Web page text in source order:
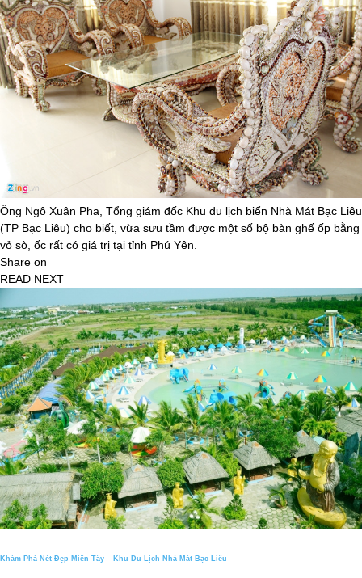
Ông Ngô Xuân Pha, Tổng giám đốc Khu du lịch biển Nhà Mát Bạc Liêu
(TP Bạc Liêu) cho biết, vừa sưu tầm được một số bộ bàn ghế ốp bằng
vỏ sò, ốc rất có giá trị tại tỉnh Phú Yên.
Share on
READ NEXT
Khám Phá Nét Đẹp Miền Tây – Khu Du Lịch Nhà Mát Bạc Liêu